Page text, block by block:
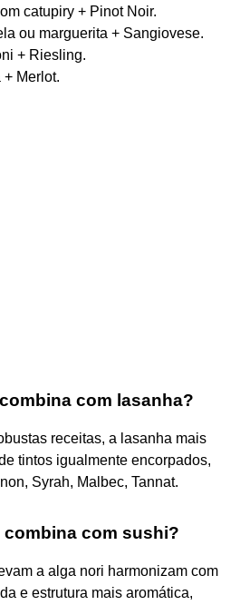
catupiry + Pinot Noir.
ou marguerita + Sangiovese.
+ Riesling.
Merlot.
com lasanha?
receitas, a lasanha mais
tintos igualmente encorpados,
Syrah, Malbec, Tannat.
com sushi?
a alga nori harmonizam com
e estrutura mais aromática,